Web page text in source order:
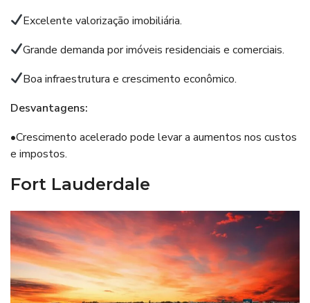
Excelente valorização imobiliária.
Grande demanda por imóveis residenciais e comerciais.
Boa infraestrutura e crescimento econômico.
Desvantagens:
•Crescimento acelerado pode levar a aumentos nos custos
e impostos.
Fort Lauderdale